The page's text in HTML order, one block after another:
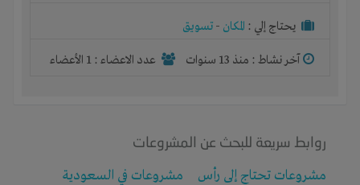
يحتاج إلي : المكان - تسويق
آخر نشاط : منذ 13 سنوات عدد الاعضاء : 1 الأعضاء
روابط سريعة للبحث عن المشروعات
مشروعات تحتاج إلى رأس
مشروعات في السعودية